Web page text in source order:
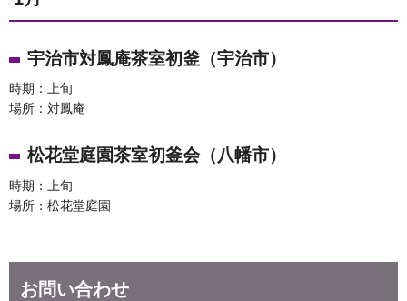
宇治市対鳳庵茶室初釜（宇治市）
時期：上旬
場所：対鳳庵
松花堂庭園茶室初釜会（八幡市）
時期：上旬
場所：松花堂庭園
お問い合わせ